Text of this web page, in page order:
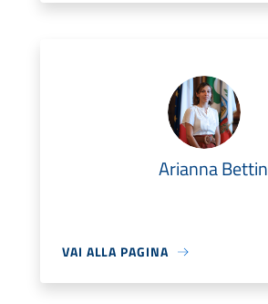
Arianna Bettin
VAI ALLA PAGINA